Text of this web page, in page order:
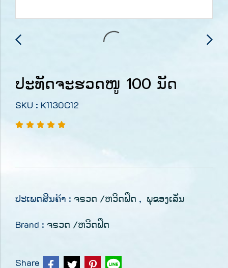
ປະທັດຈະຮວດໜູ 100 ນັດ
SKU : K1130C12
ປະເພດສີນຄ້າ : ຈຣວດ /ຫວີດຟືດ , ພຸຂອງເລັ່ນ
Brand : ຈຣວດ /ຫວີດຟືດ
Share